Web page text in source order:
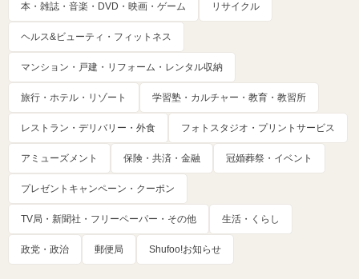
本・雑誌・音楽・DVD・映画・ゲーム リサイクル
ヘルス&ビューティ・フィットネス
マンション・戸建・リフォーム・レンタル収納
旅行・ホテル・リゾート 学習塾・カルチャー・教育・教習所
レストラン・デリバリー・外食 フォトスタジオ・プリントサービス
アミューズメント 保険・共済・金融 冠婚葬祭・イベント
プレゼントキャンペーン・クーポン
TV局・新聞社・フリーペーパー・その他 生活・くらし
政党・政治 郵便局 Shufoo!お知らせ